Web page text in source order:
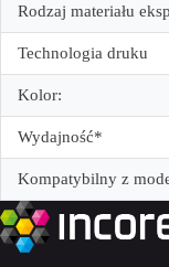
Rodzaj materiału
Technologia druku
Kolor:
Wydajność*
Kompatybilny z